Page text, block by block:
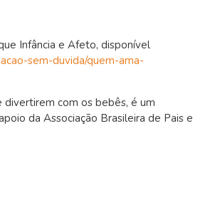
Infância e Afeto, disponível
sem-duvida/quem-ama-
divertirem com os bebês, é um
da Associação Brasileira de Pais e